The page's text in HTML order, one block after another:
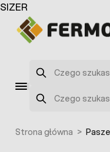
Przejdź do treści
Szukaj
Szukaj
Strona główna >
SIZER